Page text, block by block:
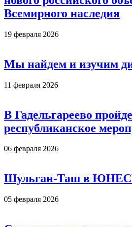
Всемирного наследия
19 февраля 2026
Мы найдем и изучим
11 февраля 2026
В Гадельгареево
республиканское
06 февраля 2026
Шульган-Таш в
05 февраля 2026